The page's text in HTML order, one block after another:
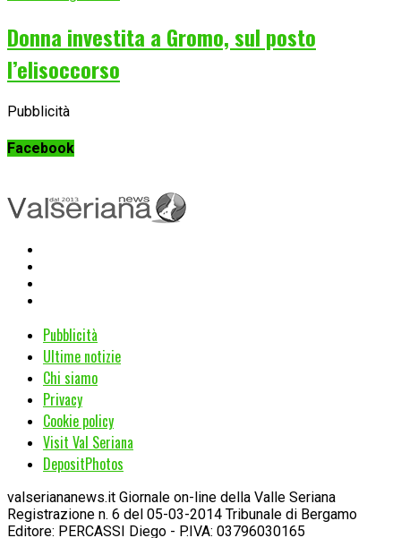
Donna investita a Gromo, sul posto
l’elisoccorso
Pubblicità
Facebook
Pubblicità
Ultime notizie
Chi siamo
Privacy
Cookie policy
Visit Val Seriana
DepositPhotos
valseriananews.it Giornale on-line della Valle Seriana
Registrazione n. 6 del 05-03-2014 Tribunale di Bergamo
Editore: PERCASSI Diego - P.IVA: 03796030165